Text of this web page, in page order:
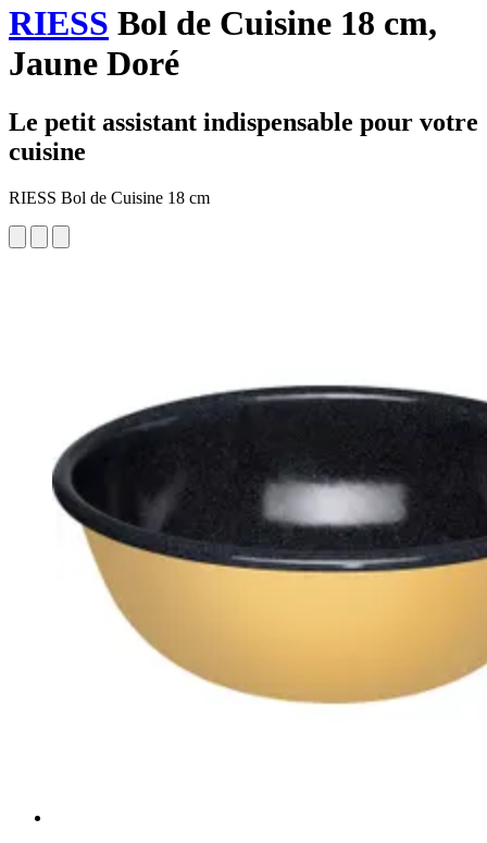
RIESS Bol de Cuisine 18 cm,
Jaune Doré
Le petit assistant indispensable pour votre
cuisine
RIESS Bol de Cuisine 18 cm